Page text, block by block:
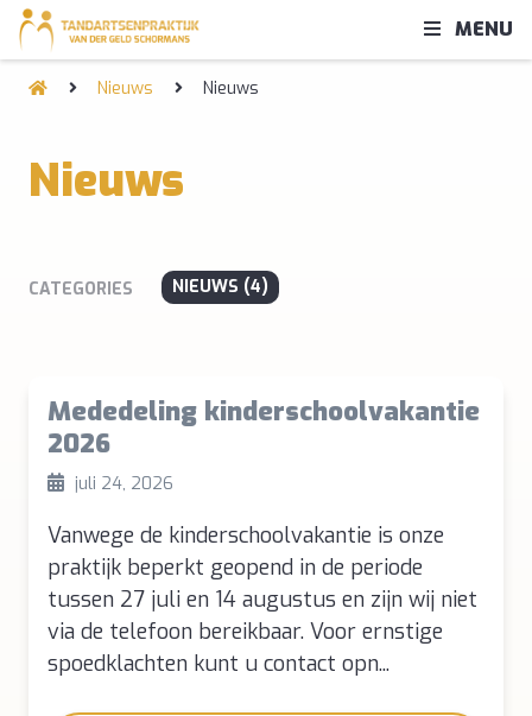
MENU
Nieuws Nieuws
Nieuws
CATEGORIES NIEUWS (4)
Mededeling kinderschoolvakantie
2026
juli 24, 2026
Vanwege de kinderschoolvakantie is onze
praktijk beperkt geopend in de periode
tussen 27 juli en 14 augustus en zijn wij niet
via de telefoon bereikbaar. Voor ernstige
spoedklachten kunt u contact opn...